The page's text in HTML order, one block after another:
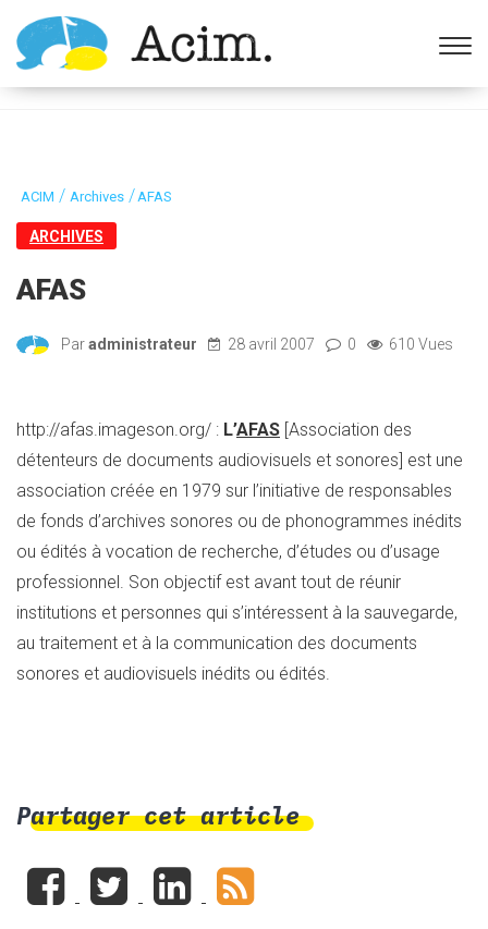
Ouvrir la barre d’outils
ACIM / Archives /AFAS
ARCHIVES
AFAS
Paradministrateur 28 avril 2007 0 610 Vues
http://afas.imageson.org/ : L’AFAS [Association des
détenteurs de documents audiovisuels et sonores] est une
association créée en 1979 sur l’initiative de responsables
de fonds d’archives sonores ou de phonogrammes inédits
ou édités à vocation de recherche, d’études ou d’usage
professionnel. Son objectif est avant tout de réunir
institutions et personnes qui s’intéressent à la sauvegarde,
au traitement et à la communication des documents
sonores et audiovisuels inédits ou édités.
Partager cet article